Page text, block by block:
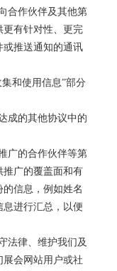
合作伙伴及其他第
更有针对性、更完
或推送通知的通讯
和使用信息”部分
成的其他协议中的
广的合作伙伴等第
推广的覆盖面和有
信息，例如姓名
进行汇总，以便
法律、维护我们及
会网站用户或社